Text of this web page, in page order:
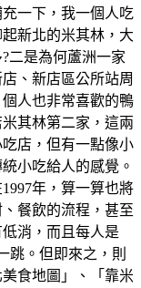
一下，我一個人吃
新北的米其林，大
二是為何蘆洲一家
、新店區公所站周
人也非常喜歡的鴨
其林第二家，這兩
店，但有一點像小
小吃給人的感覺。
年，算一算也將
餐飲的流程，甚至
消，而且每人是
跳。但即來之，則
食地圖」、「靠米